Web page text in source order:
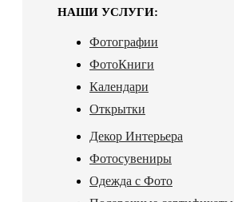
НАШИ УСЛУГИ:
Фотографии
ФотоКниги
Календари
Открытки
Декор Интерьера
Фотосувениры
Одежда с Фото